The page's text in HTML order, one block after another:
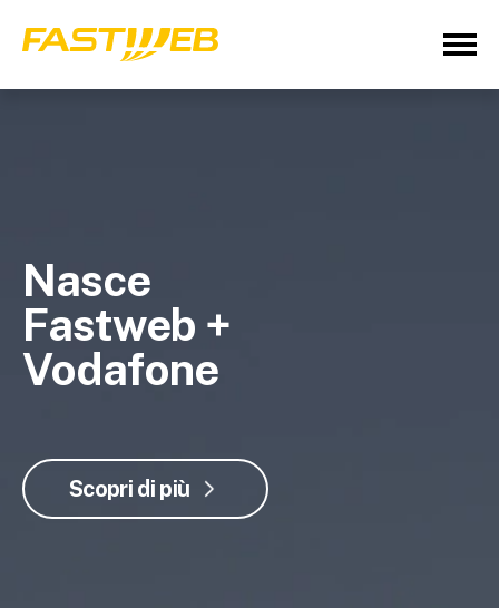
Nasce
Fastweb +
Vodafone
Scopri di più